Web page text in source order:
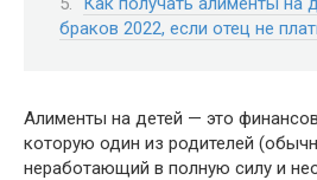
браков 2022, если отец не
Алименты на детей — это
которую один из родителей
неработающий в полную силу и